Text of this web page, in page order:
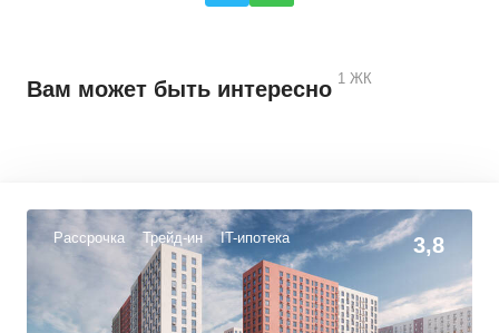
Вам может быть интересно 1 ЖК
Рассрочка Трейд-ин IT-ипотека 3,8